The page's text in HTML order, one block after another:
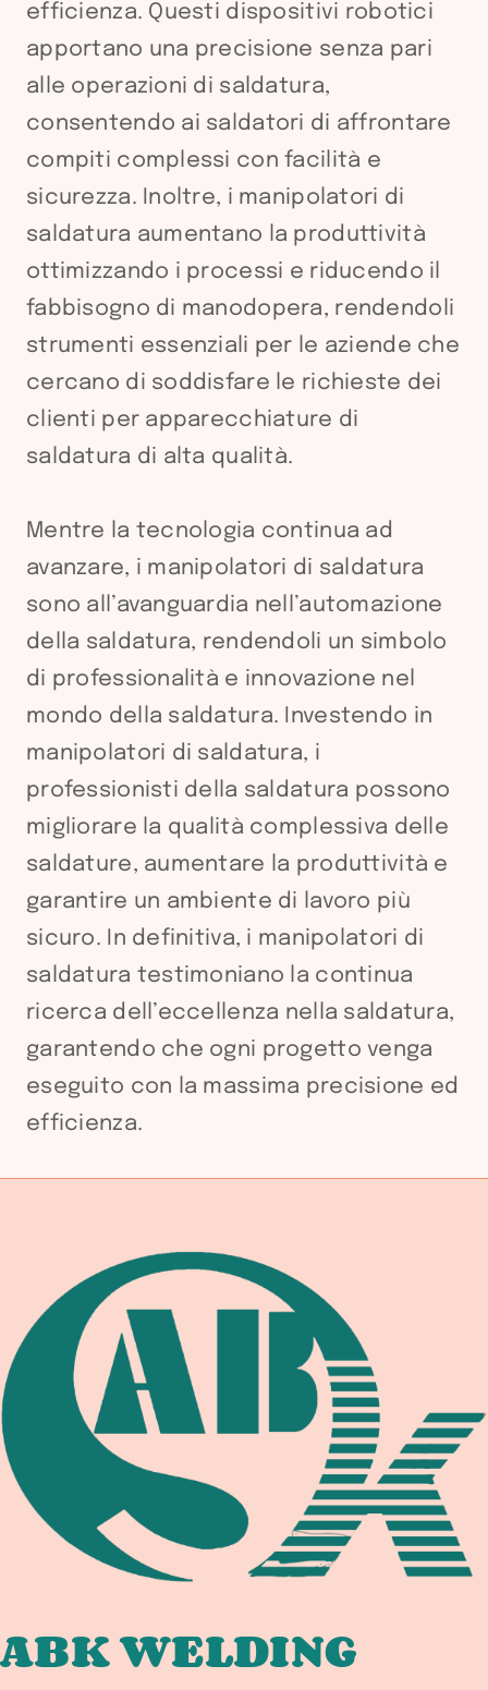
efficienza. Questi dispositivi robotici
apportano una precisione senza pari
alle operazioni di saldatura,
consentendo ai saldatori di affrontare
compiti complessi con facilità e
sicurezza. Inoltre, i manipolatori di
saldatura aumentano la produttività
ottimizzando i processi e riducendo il
fabbisogno di manodopera, rendendoli
strumenti essenziali per le aziende che
cercano di soddisfare le richieste dei
clienti per apparecchiature di
saldatura di alta qualità.
Mentre la tecnologia continua ad
avanzare, i manipolatori di saldatura
sono all’avanguardia nell’automazione
della saldatura, rendendoli un simbolo
di professionalità e innovazione nel
mondo della saldatura. Investendo in
manipolatori di saldatura, i
professionisti della saldatura possono
migliorare la qualità complessiva delle
saldature, aumentare la produttività e
garantire un ambiente di lavoro più
sicuro. In definitiva, i manipolatori di
saldatura testimoniano la continua
ricerca dell’eccellenza nella saldatura,
garantendo che ogni progetto venga
eseguito con la massima precisione ed
efficienza.
ABK WELDING